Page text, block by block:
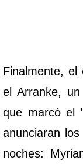
Finalmente,
el Arranke,
que marcó el
anunciaran
noches: